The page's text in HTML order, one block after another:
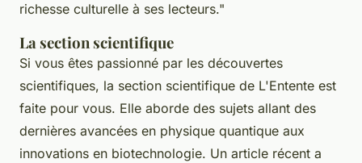
richesse culturelle à ses lecteurs."
La section scientifique
Si vous êtes passionné par les découvertes
scientifiques, la section scientifique de L'Entente est
faite pour vous. Elle aborde des sujets allant des
dernières avancées en physique quantique aux
innovations en biotechnologie. Un article récent a